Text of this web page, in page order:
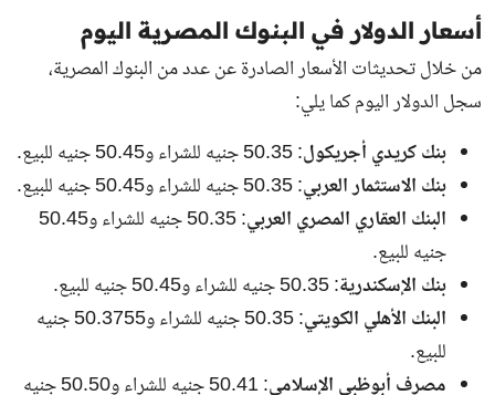
أسعار الدولار في البنوك المصرية اليوم
من خلال تحديثات الأسعار الصادرة عن عدد من البنوك المصرية،
سجل الدولار اليوم كما يلي:
بنك كريدي أجريكول: 50.35 جنيه للشراء و50.45 جنيه للبيع.
بنك الاستثمار العربي: 50.35 جنيه للشراء و50.45 جنيه للبيع.
البنك العقاري المصري العربي
: 50.35 جنيه للشراء و50.45
جنيه للبيع.
بنك الإسكندرية: 50.35 جنيه للشراء و50.45 جنيه للبيع.
البنك الأهلي الكويتي
: 50.35 جنيه للشراء و50.3755 جنيه
للبيع.
مصرف أبوظبي الإسلامي
: 50.41 جنيه للشراء و50.50 جنيه